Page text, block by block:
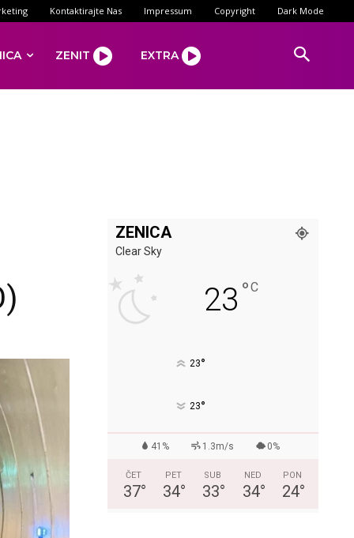
Kontaktirajte Nas Impressum Copyright Dark Mode
ZENIT EXTRA
ZENICA
Clear Sky
23 °C
23°
23°
41% 1.3m/s 0%
ČET
37°
PET
34°
SUB
33°
NED
34°
PON
24°